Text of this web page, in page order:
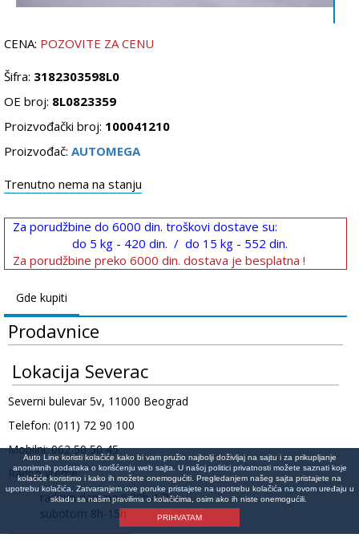
CENA: POZOVITE ZA CENU
Šifra: 3182303598L0
OE broj: 8L0823359
Proizvođački broj: 100041210
Proizvođač: AUTOMEGA
Trenutno nema na stanju
Za porudžbine do 6000 din. troškovi dostave su:
do 5 kg - 420 din. / do 15 kg - 552 din.
Za porudžbine preko 6000 din. dostava je besplatna !
Gde kupiti
Prodavnice
Lokacija Severac
Severni bulevar 5v, 11000 Beograd
Telefon: (011) 72 90 100
Mobilni: 062 50 50 45
Radno vreme:
radnim danima 8:30h-17h
subotom 8h-15h
Auto Line koristi kolačiće kako bi vam pružio najbolji doživljaj na sajtu i za prikupljanje
anonimnih podataka o korišćenju web sajta. U našoj politici privatnosti možete saznati koje
kolačiće koristimo i kako ih možete onemogućiti. Pregledanjem našeg sajta pristajete na
upotrebu kolačića. Zatvaranjem ove poruke pristajete na upotrebu kolačića na ovom uređaju u
skladu sa našim pravilima o kolačićima, osim ako ih niste onemogućili.
PRIHVATAM